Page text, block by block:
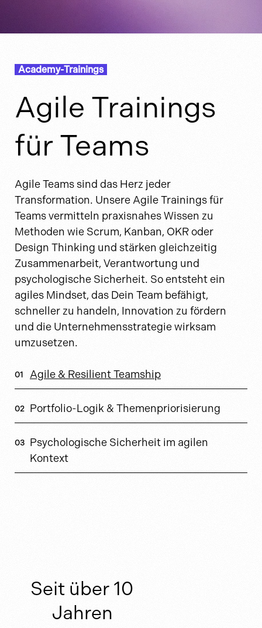
Academy-Trainings
Agile Trainings
für Teams
Agile Teams sind das Herz jeder
Transformation. Unsere Agile Trainings für
Teams vermitteln praxisnahes Wissen zu
Methoden wie Scrum, Kanban, OKR oder
Design Thinking und stärken gleichzeitig
Zusammenarbeit, Verantwortung und
psychologische Sicherheit. So entsteht ein
agiles Mindset, das Dein Team befähigt,
schneller zu handeln, Innovation zu fördern
und die Unternehmensstrategie wirksam
umzusetzen.
Agile & Resilient Teamship
Portfolio-Logik & Themenpriorisierung
Psychologische Sicherheit im agilen
Kontext
Seit über 10
Jahren